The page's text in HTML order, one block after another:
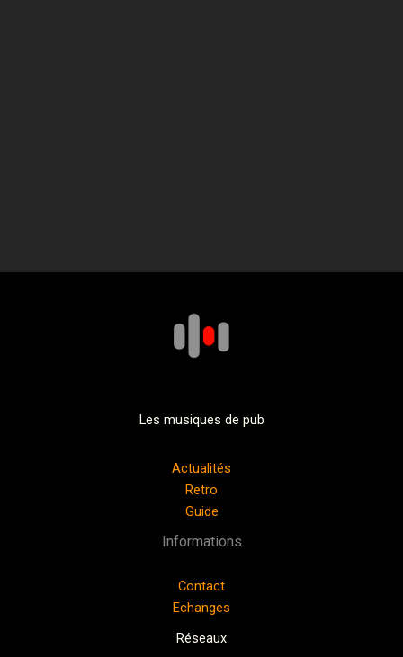
Les musiques de pub
Actualités
Retro
Guide
Informations
Contact
Echanges
Réseaux